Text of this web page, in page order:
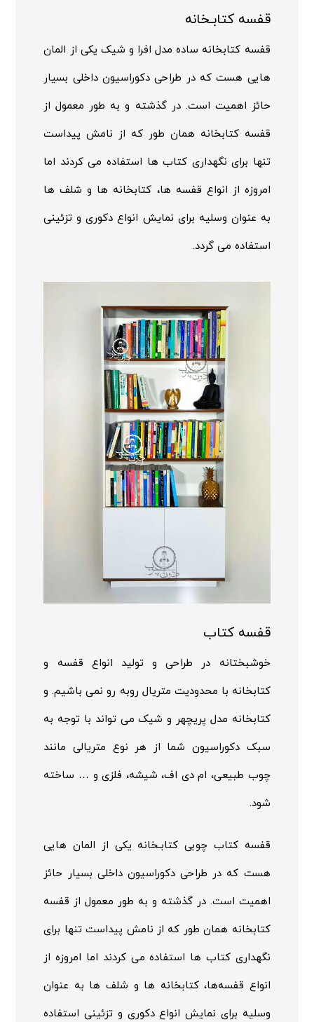
قفسه کتابـخانه
قفسه کتابخانه ساده مدل افرا و شیک یکی از المان
هایی هست که در طراحی دکوراسیون داخلی بسیار
حائز اهمیت است. در گذشته و به طور معمول از
قفسه کتابخانه همان طور که از نامش پیداست
تنها برای نگهداری کتاب ها استفاده می کردند اما
امروزه از انواع قفسه ها، کتابخانه ها و شلف ها
به عنوان وسلیه برای نمایش انواع دکوری و تزئینی
استفاده می گردد.
قفسه کتاب
خوشبختانه در طراحی و تولید انواع قفسه و
کتابخانه با محدودیت متریال روبه رو نمی باشیم. و
کتابخانه مدل پریچهر و شیک می تواند با توجه به
سبک دکوراسیون شما از هر نوع متریالی مانند
چوب طبیعی، ام دی اف، شیشه، فلزی و … ساخته
شود.
قفسه کتاب چوبی کتابـخانه یکی از المان هایی
هست که در طراحی دکوراسیون داخلی بسیار حائز
اهمیت است. در گذشته و به طور معمول از قفسه
کتابخانه همان طور که از نامش پیداست تنها برای
نگهداری کتاب ها استفاده می کردند اما امروزه از
انواع قفسه‌ها، کتابخانه ها و شلف ها به عنوان
وسلیه برای نمایش انواع دکوری و تزئینی استفاده